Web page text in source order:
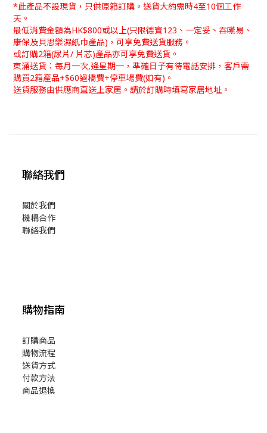
*此產品不設現貨，只供原箱訂購。送貨大約需時4至10個工作
天。
最低消費金額為HK$800或以上(只限德寶123、一定妥、吞嚥易、
康保及貝思樂濕紙巾產品)，可享免費送貨服務。
或訂購2箱(尿片/ 片芯)產品亦可享免費送貨。
東涌送貨：每月一次,逄星期一，準確日子有待電話安排，客戶需
購買2箱產品+$60過橋費+停車場費(如有)。
送貨服務由供應商直送上家居。請於訂購時填寫家居地址。
聯絡我們
關於我們
機構合作
聯絡我們
購物指南
訂購商品
購物流程
送貨方式
付款方法
商品退換